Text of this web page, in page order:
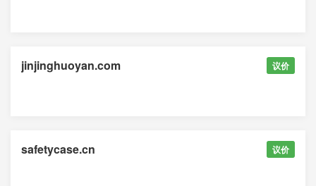
jinjinghuoyan.com 议价
safetycase.cn 议价